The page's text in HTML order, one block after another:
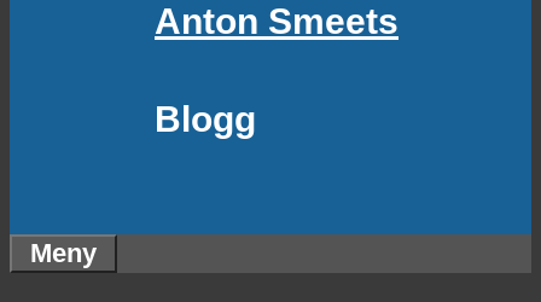
Anton Smeets
Blogg
Meny